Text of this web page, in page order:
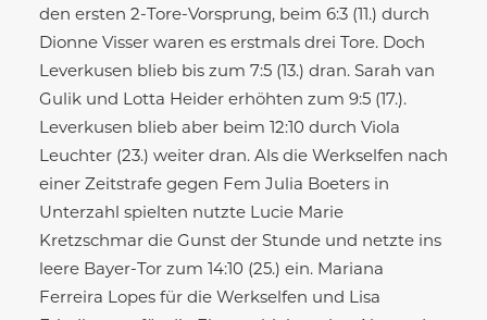
den ersten 2-Tore-Vorsprung, beim 6:3 (11.) durch
Dionne Visser waren es erstmals drei Tore. Doch
Leverkusen blieb bis zum 7:5 (13.) dran. Sarah van
Gulik und Lotta Heider erhöhten zum 9:5 (17.).
Leverkusen blieb aber beim 12:10 durch Viola
Leuchter (23.) weiter dran. Als die Werkselfen nach
einer Zeitstrafe gegen Fem Julia Boeters in
Unterzahl spielten nutzte Lucie Marie
Kretzschmar die Gunst der Stunde und netzte ins
leere Bayer-Tor zum 14:10 (25.) ein. Mariana
Ferreira Lopes für die Werkselfen und Lisa